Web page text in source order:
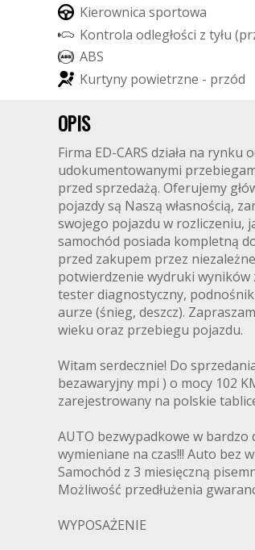
Kierownica sportowa
Kontrola odległości z tyłu (pr
ABS
Kurtyny powietrzne - przód
OPIS
Firma ED-CARS działa na
udokumentowanymi
przed sprzedażą. Oferujemy
pojazdy są Naszą własnością,
swojego pojazdu w rozliczeniu,
samochód posiada kompletną
przed zakupem przez
potwierdzenie wydruki wyników
tester diagnostyczny,
aurze (śnieg, deszcz).
wieku oraz przebiegu pojazdu.
Witam serdecznie! Do
bezawaryjny mpi ) o mocy 102
zarejestrowany na polskie
AUTO bezwypadkowe w bardzo
wymieniane na czas!!! Auto bez
Samochód z 3 miesięczną
Możliwość przedłużenia
WYPOSAŻENIE